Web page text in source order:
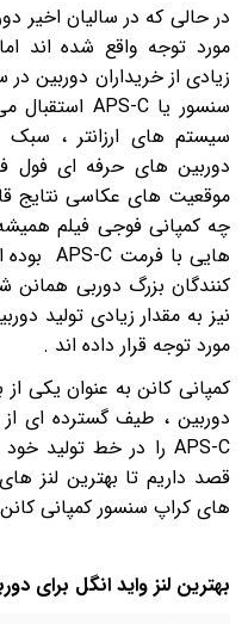
در حالی که در سالیان اخیر
مورد توجه واقع شده اند
زیادی از خریداران دوربین
سنسور یاAPS-C استقبال
سیستم های ارزانتر ،
دوربین های حرفه ای فول
موقعیت های عکاسی نتایج
چه کمپانی فوجی فیلم
هایی با فرمت APS-C بوده
کنندگان بزرگ دوربی
نیز به مقدار زیادی تولید
مورد توجه قرار داده اند .
کمپانی کانن به عنوان یکی
دوربین ، طیف گسترده ای
APS-C را در خط تولید خود
قصد داریم تا بهترین لنز
های کراپ سنسور کمپانی کانن
بهترین لنز واید انگل برای